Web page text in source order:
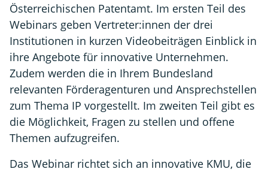
Österreichischen Patentamt. Im ersten Teil des
Webinars geben Vertreter:innen der drei
Institutionen in kurzen Videobeiträgen Einblick in
ihre Angebote für innovative Unternehmen.
Zudem werden die in Ihrem Bundesland
relevanten Förderagenturen und Ansprechstellen
zum Thema IP vorgestellt. Im zweiten Teil gibt es
die Möglichkeit, Fragen zu stellen und offene
Themen aufzugreifen.
Das Webinar richtet sich an innovative KMU, die